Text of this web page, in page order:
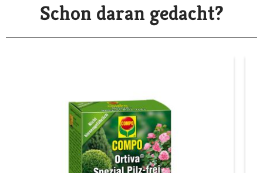
Schon daran gedacht?